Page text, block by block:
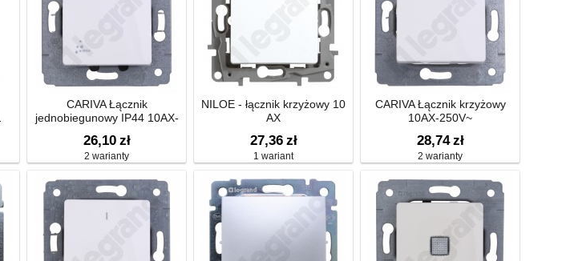
CARIVA Łącznik
jednobiegunowy IP44 10AX-
26,10 zł
2 warianty
NILOE - łącznik krzyżowy 10
AX
27,36 zł
1 wariant
CARIVA Łącznik krzyżowy
10AX-250V~
28,74 zł
2 warianty